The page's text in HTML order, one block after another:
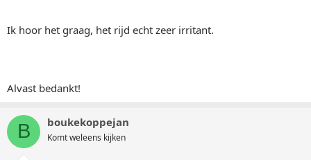
Ik hoor het graag, het rijd echt zeer irritant.
Alvast bedankt!
B boukekoppejan
Komt weleens kijken